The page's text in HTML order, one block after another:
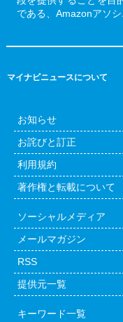
である、Amazonアソ
マイナビニュースについて
お知らせ
お詫びと訂正
利用規約
著作権と転載について
ソーシャルメディア
メールマガジン
RSS
提供元一覧
キーワード一覧